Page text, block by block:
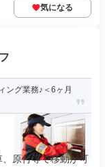
気になる
ング業務♪＜6ヶ月
原付等で移動が可